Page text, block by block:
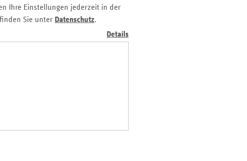
Ihre Einstellungen jederzeit in der
Sie unter Datenschutz.
Details
Pfalz
Saarland
Sachsen